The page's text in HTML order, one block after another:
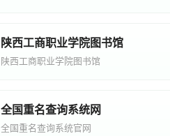
陕西工商职业学院图书馆
陕西工商职业学院图书馆
全国重名查询系统网
全国重名查询系统官网